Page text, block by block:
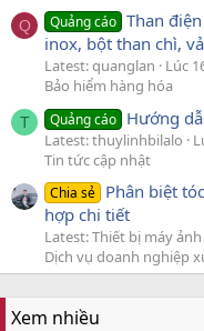
Q Quảng cáo Than
inox, bột than chì,
Latest: quanglan
Lúc
Bảo hiểm hàng hóa
T Quảng cáo Hướng
Latest: thuylinhbilalo
Tin tức cập nhật
Chia sẻ Phân biệt
hợp chi tiết
Latest: Thiết bị máy ảnh
Dịch vụ doanh nghiệp
Xem nhiều